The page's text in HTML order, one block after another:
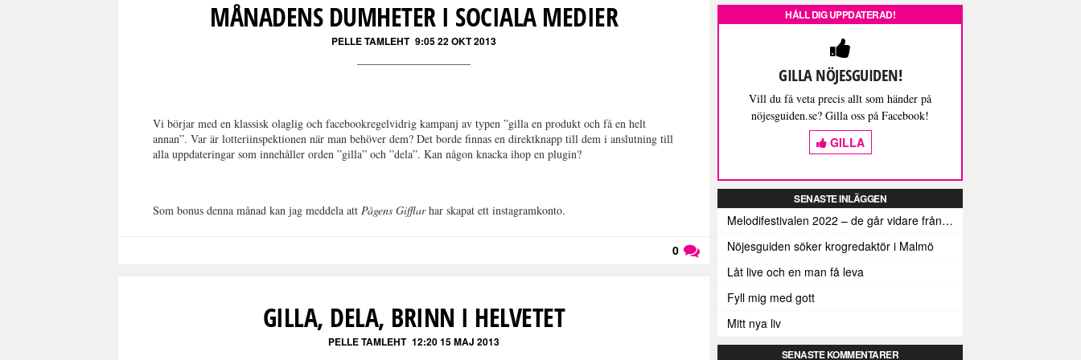
MÅNADENS DUMHETER I SOCIALA MEDIER
PELLE TAMLEHT 9:05 22 OKT 2013
Vi börjar med en klassisk olaglig och facebookregelvidrig kampanj av typen ”gilla en produkt och få en helt
annan”. Var är lotteriinspektionen när man behöver dem? Det borde finnas en direktknapp till dem i anslutning till
alla uppdateringar som innehåller orden ”gilla” och ”dela”. Kan någon knacka ihop en plugin?
Som bonus denna månad kan jag meddela attPågens Gifflarhar skapat ett instagramkonto.
0
GILLA, DELA, BRINN I HELVETET
PELLE TAMLEHT 12:20 15 MAJ 2013
HÅLL DIG UPPDATERAD!
GILLA NÖJESGUIDEN!
Vill du få veta precis allt som händer på
nöjesguiden.se? Gilla oss på Facebook!
GILLA
SENASTE INLÄGGEN
Melodifestivalen 2022 – de går vidare från den första deltävlingen
Nöjesguiden söker krogredaktör i Malmö
Låt live och en man få leva
Fyll mig med gott
Mitt nya liv
SENASTE KOMMENTARER